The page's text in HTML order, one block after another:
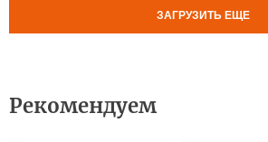
ЗАГРУЗИТЬ ЕЩЕ
Рекомендуем